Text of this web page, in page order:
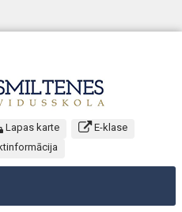
Lapas karte
E-klase